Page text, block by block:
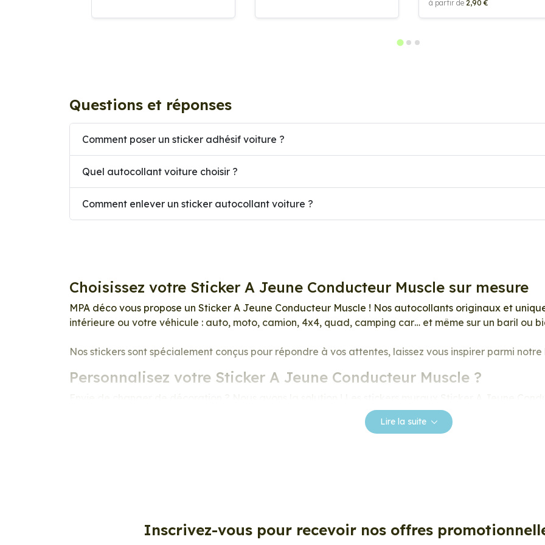
à partir de 2,90 €
Questions et réponses
Comment poser un sticker adhésif voiture ?
Quel autocollant voiture choisir ?
Comment enlever un sticker autocollant voiture ?
Choisissez votre Sticker A Jeune Conducteur Muscle sur mesure
MPA déco vous propose un Sticker A Jeune Conducteur Muscle ! Nos autocollants originaux et
intérieure ou votre véhicule : auto, moto, camion, 4x4, quad, camping car… et même sur un baril ou
Nos stickers sont spécialement conçus pour répondre à vos attentes, laissez vous inspirer parmi
Personnalisez votre Sticker A Jeune Conducteur Muscle ?
d’autocollant, d’adhésifs ou de vinyle, sont tendances et très populaires pour décorer votre intérieur
Quels sont les avantages de nos stickers décoration ?
Lire la suite
Inscrivez-vous pour recevoir nos offres